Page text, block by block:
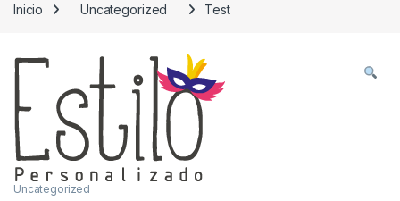
Inicio Uncategorized Test
Uncategorized